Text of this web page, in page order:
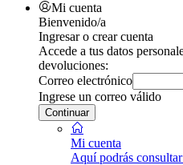
Mi cuenta
Bienvenido/a
Ingresar o crear cuenta
Accede a tus datos
devoluciones:
Correo electrónico
Ingrese un correo válido
Continuar
Mi cuenta
Aquí podrás